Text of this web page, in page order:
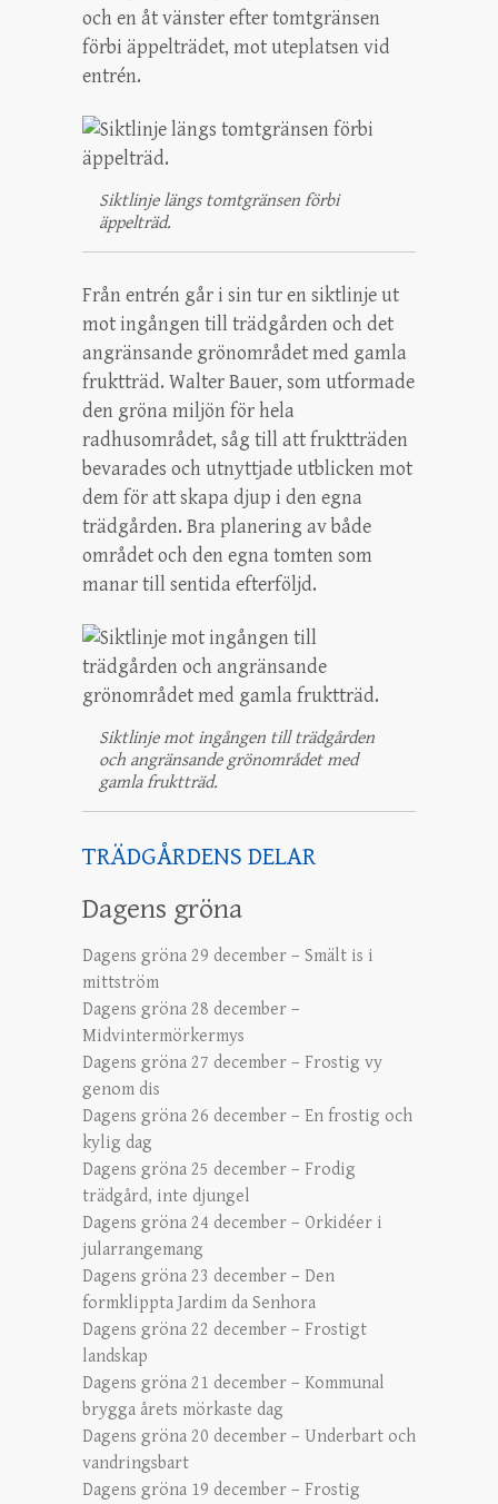
och en åt vänster efter tomtgränsen
förbi äppelträdet, mot uteplatsen vid
entrén.
Siktlinje längs tomtgränsen förbi
äppelträd.
Från entrén går i sin tur en siktlinje ut
mot ingången till trädgården och det
angränsande grönområdet med gamla
fruktträd. Walter Bauer, som utformade
den gröna miljön för hela
radhusområdet, såg till att fruktträden
bevarades och utnyttjade utblicken mot
dem för att skapa djup i den egna
trädgården. Bra planering av både
området och den egna tomten som
manar till sentida efterföljd.
Siktlinje mot ingången till trädgården
och angränsande grönområdet med
gamla fruktträd.
TRÄDGÅRDENS DELAR
Dagens gröna
Dagens gröna 29 december – Smält is i
mittström
Dagens gröna 28 december –
Midvintermörkermys
Dagens gröna 27 december – Frostig vy
genom dis
Dagens gröna 26 december – En frostig och
kylig dag
Dagens gröna 25 december – Frodig
trädgård, inte djungel
Dagens gröna 24 december – Orkidéer i
jularrangemang
Dagens gröna 23 december – Den
formklippta Jardim da Senhora
Dagens gröna 22 december – Frostigt
landskap
Dagens gröna 21 december – Kommunal
brygga årets mörkaste dag
Dagens gröna 20 december – Underbart och
vandringsbart
Dagens gröna 19 december – Frostig